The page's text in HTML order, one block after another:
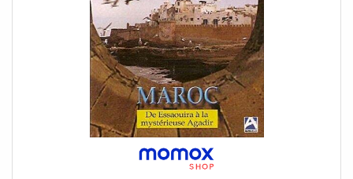
Diabat, célèbre refuge d’artistes comme Jimi Hendrix
Kasbahs spectaculaires et paysages contrastés entre
océan, plaines et montagnes Calendrier des marchés
hebdomadaires (souks) Citations et témoignages de
grands explorateurs et orientalistes du XIXe et XXe siècles
(Fischer, de Foucauld, Rohlfs, etc.) Représentation de la
coexistence culturelle entre musulmans, juifs et chrétiens
Zones de surf renommées : Essaouira, Sidi Kaouki, Cap
Sim